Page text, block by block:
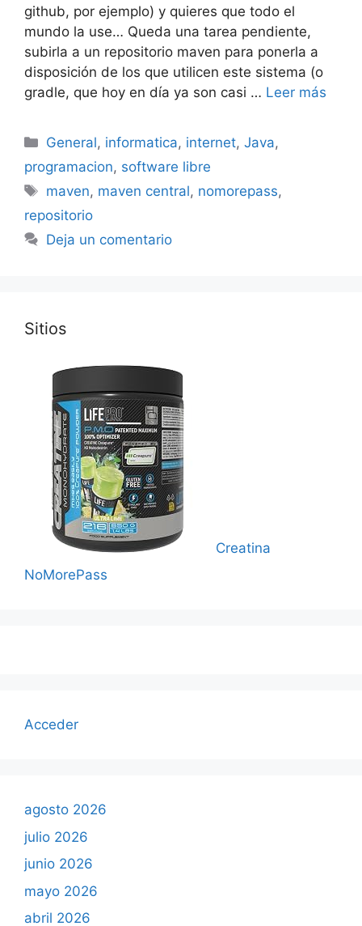
github, por ejemplo) y quieres que todo el
mundo la use… Queda una tarea pendiente,
subirla a un repositorio maven para ponerla a
disposición de los que utilicen este sistema (o
gradle, que hoy en día ya son casi … Leer más
Categorías
General, informatica, internet,Java,
programacion, software libre
Etiquetas
maven, maven central, nomorepass,
repositorio
Deja un comentario
Sitios
Creatina
NoMorePass
Acceder
agosto 2026
julio 2026
junio 2026
mayo 2026
abril 2026